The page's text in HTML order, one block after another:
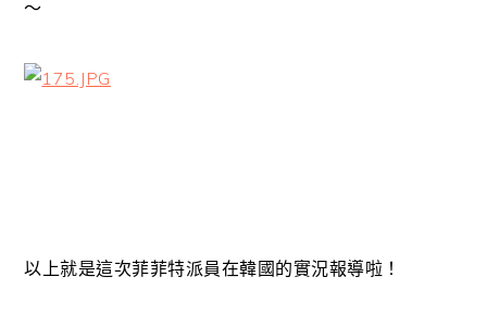
～
以上就是這次菲菲特派員在韓國的實況報導啦！